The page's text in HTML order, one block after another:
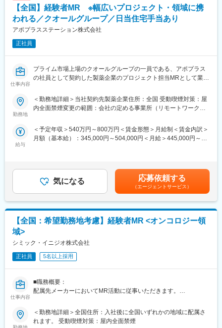
■エリアを跨ぐ転勤なし：
初任地希望だけでなく、エリアを跨いでの転勤はございません。
2ndプロジェクト以降も希望や適性に応じて、アサインを検討い
たします。
■明確な評価制度：
また、在籍年数が増えると永年勤続報奨金や四半期一時金などの
手当もアップします。つまり、やりがいや努力がきちんと報われ
【キャリアパス】
入社後は希望や経験に応じたプロジェクトに配属します。メーカ
す。オファーや延長依頼があったとしても、別のプロジェクトに
チャレンジしたい場合は断ることもできます。また、定期的な面
【業務内容】
大手製薬会社などを中心としたクライアントのプロジェクトへの
配属です。担当エリアの医療機関（開業医、病院）を訪問して、
医師、薬剤師に課題解決するための医薬品情報を提供、副作用情
報の収集を行っていただきます。
■新薬のプロモーション
■長期収載品の市場拡大
ェクトが出るまで保留）となる場合もございますのであらかじめ
ご認識の程よろしくお願いします※
変更の範囲：会社の定める業務
【全国】経験者MR ※幅広いプロジェクト・領域に携
われる／クオールグループ／日当住宅手当あり
アポプラスステーション株式会社
正社員
仕事内容
プライム市場上場のクオールグループの一員である、アポプラス
の社員として契約した製薬企業のプロジェクト担当MRとして業務
ックメーカーなどプロジェクトは多岐に渡りますので、今までの
経験を活かせる環境が整っています。
用情報を収集を行っていただきます。
・新薬のプロモーション
※プロジェクトマネージャー、スーパーバイザー(SV)より、日々の
活動についてフォローを受けられる環境です。全国にSVを配置
し、素早くフォローができる体制をとっています。
■組織：約600名のコントラクトMRが在籍しています。社長をは
じめ、役員クラスが元MR出身のためMRのキャリアや育成、長期
就業について力を入れている企業です。
(1)充実した教育体制：
・製品研修（約2週間～2ヶ月、プロジェクトによる）：入社オリ
エンテーション後に配属先プロジェクトの製薬メーカーにて製品
他、横断研修、eラーニングの研修等も受けることが可能です。
・オンコロジー専門MR育成プログラム、IBD専門育成プログラ
しています。
(2)プロジェクトマネジメント体制：プロジェクトマネージャー、
勤務地
＜勤務地詳細＞当社契約先製薬企業住所：全国 受動喫煙対策：屋
内全面禁煙変更の範囲：会社の定める事業所（リモートワーク含
給与
＜予定年収＞540万円～800万円＜賃金形態＞月給制＜賃金内訳＞
月額（基本給）：345,000円～504,000円＜月給＞445,000円～
す。※その他の手当は「待遇・福利厚生」欄をご参照ください。昇
給：年1回★頑張りに応じて年収UP★赴任先の評価次第で大幅に
年収をUPできます。（年2回業績給改定）賃金はあくまでも目安
の金額であり、選考を通じて上下する可能性があります。月給(月
額)は固定手当を含めた表記です。
気になる 応募依頼する
（エージェントサービス）
【全国：希望勤務地考慮】経験者MR <オンコロジー領
域>
シミック・イニジオ株式会社
正社員 5名以上採用
仕事内容
■職務概要：
配属先メーカーにおいてMR活動に従事いただきます。
■新薬プロジェクト95％超／常時60以上のプロジェクトが稼働
プロジェクトの数やバリエーションはキャリア形成に直結するた
＜勤務地詳細＞全国住所：入社後に全国いずれかの地域に配属さ
れます。 受動喫煙対策：屋内全面禁煙